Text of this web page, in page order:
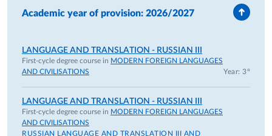
Academic year of provision: 2026/2027
LANGUAGE AND TRANSLATION - RUSSIAN III
First-cycle degree course in MODERN FOREIGN LANGUAGES
AND CIVILISATIONS
Year: 3°
LANGUAGE AND TRANSLATION - RUSSIAN III
First-cycle degree course in MODERN FOREIGN LANGUAGES
AND CIVILISATIONS
RUSSIAN LANGUAGE AND TRANSLATION III AND